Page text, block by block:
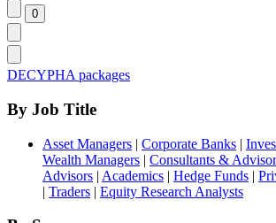
DECYPHA packages
By Job Title
Asset Managers | Corporate Banks |
Wealth Managers | Consultants &
Advisors | Academics | Hedge Funds |
| Traders | Equity Research Analysts